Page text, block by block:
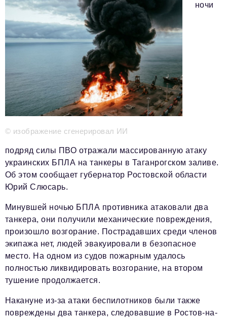
Видео
Телефон редакции: +7 495 727-01-67
Электронные почты редакции:
Информационный отдел
info@business-magazine.online
Отдел рекламы
reklama@business-magazine.online
podpiska@business-magazine.online
Отдел по работе с партнерами
partner@business-magazine.online
© изображение сгенерировал ИИ
ночи
подряд силы ПВО отражали массированную атаку
украинских БПЛА на танкеры в Таганрогском заливе.
Об этом сообщает губернатор Ростовской области
Юрий Слюсарь.
Минувшей ночью БПЛА противника атаковали два
танкера, они получили механические повреждения,
произошло возгорание. Пострадавших среди членов
экипажа нет, людей эвакуировали в безопасное
место. На одном из судов пожарным удалось
полностью ликвидировать возгорание, на втором
тушение продолжается.
Накануне из-за атаки беспилотников были также
повреждены два танкера, следовавшие в Ростов-на-